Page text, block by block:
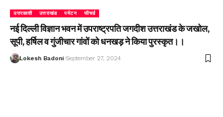
उत्तरकाशी उत्तराखंड पर्यटन फीचर्ड
नई दिल्ली विज्ञान भवन में उपराष्ट्रपति जगदीश उत्तराखंड के जखोल,
सूपी, हर्षिल व गुंजीचार गांवों को धनखड़ ने किया पुरस्कृत।।
Lokesh Badoni September 27, 2024